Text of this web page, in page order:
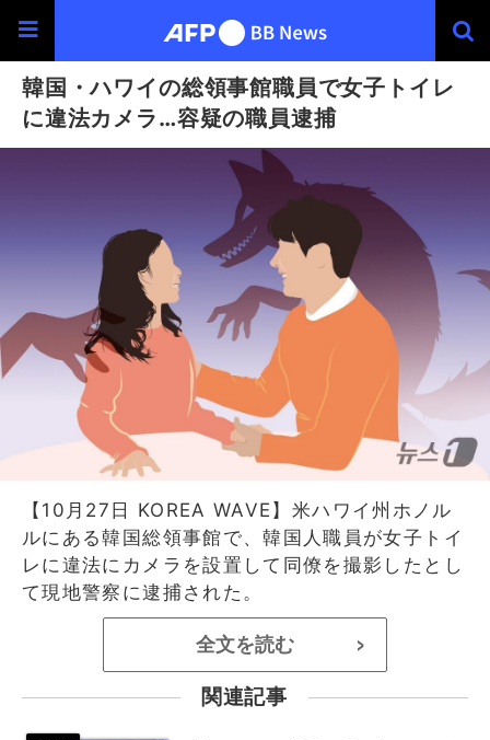
韓国・ハワイの総領事館職員で女子トイレ
に違法カメラ…容疑の職員逮捕
【10月27日 KOREA WAVE】米ハワイ州ホノル
ルにある韓国総領事館で、韓国人職員が女子トイ
レに違法にカメラを設置して同僚を撮影したとし
て現地警察に逮捕された。
全文を読む >
関連記事